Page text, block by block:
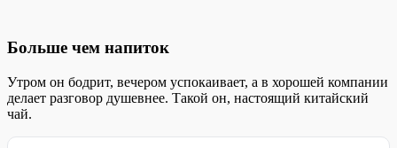
Больше чем напиток
Утром он бодрит, вечером успокаивает, а в хорошей компании
делает разговор душевнее. Такой он, настоящий китайский
чай.